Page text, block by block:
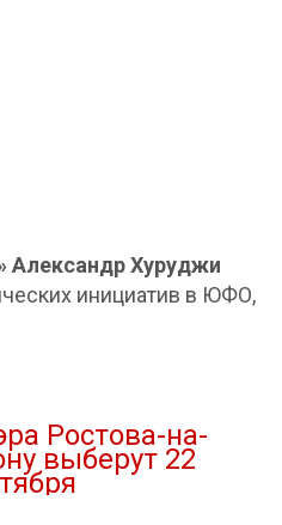
Александр Хуруджи
инициатив в ЮФО,
Ростова-на-
выберут 22